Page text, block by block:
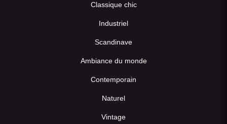
Classique chic
Industriel
Scandinave
Ambiance du monde
Contemporain
Naturel
Vintage